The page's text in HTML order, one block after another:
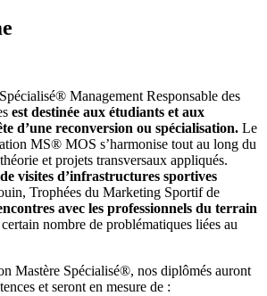
Management Responsable des
est destinée aux étudiants et aux
d’une reconversion ou spécialisation. Le
MS® MOS s’harmonise tout au long du
et projets transversaux appliqués.
visites d’infrastructures sportives
Trophées du Marketing Sportif de
avec les professionnels du terrain
nombre de problématiques liées au
Mastère Spécialisé®, nos diplômés auront
et seront en mesure de :